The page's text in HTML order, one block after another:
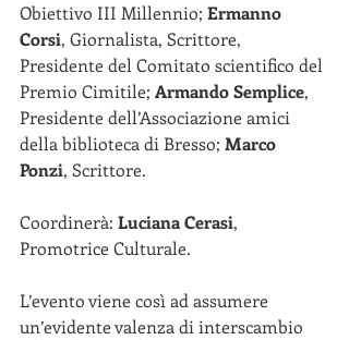
Obiettivo III Millennio; Ermanno
Corsi, Giornalista, Scrittore,
Presidente del Comitato scientifico del
Premio Cimitile; Armando Semplice,
Presidente dell’Associazione amici
della biblioteca di Bresso; Marco
Ponzi, Scrittore.
Coordinerà: Luciana Cerasi,
Promotrice Culturale.
L’evento viene così ad assumere
un’evidente valenza di interscambio